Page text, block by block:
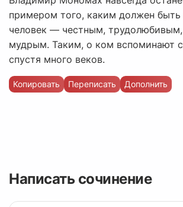
примером того, каким должен
человек — честным,
мудрым. Таким, о ком вспоминают
спустя много веков.
Копировать Переписать Дополнить
Написать сочинение